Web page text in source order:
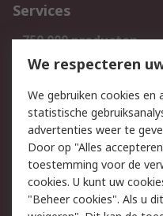
Services
750.000 producten
Bestellen
Track & Trace
Wettelijk
Cookiebeleid
Privacybeleid
We respecteren
We gebruiken cookies
statistische
advertenties weer te
Door op "Alles
toestemming voor de
cookies. U kunt uw
"Beheer cookies". Als u